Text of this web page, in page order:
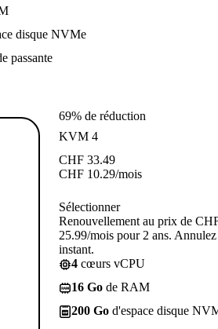
disque NVMe
passante
69% de réduction
KVM 4
CHF 33.49
CHF 10.29/mois
Sélectionner
Renouvellement au prix de
25.99/mois pour 2 ans.
instant.
4 cœurs vCPU
16 Go de RAM
200 Go d'espace disque